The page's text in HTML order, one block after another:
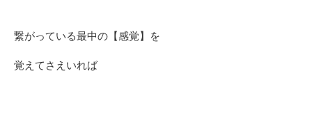
繋がっている最中の【感覚】を
覚えてさえいれば